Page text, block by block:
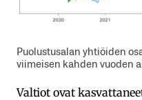
Puolustusalan yhtiöiden
viimeisen kahden vuoden
Valtiot ovat